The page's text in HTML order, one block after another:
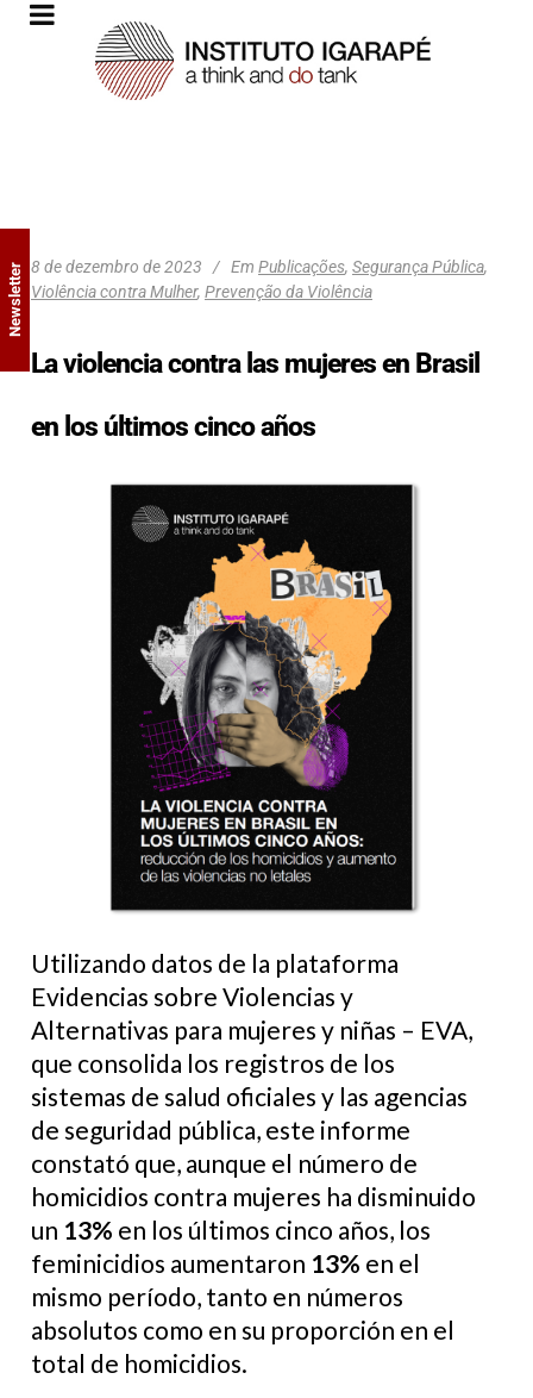
8 de dezembro de 2023 Em Publicações, Segurança Pública,
Violência contra Mulher, Prevenção da Violência
La violencia contra las mujeres en Brasil
en los últimos cinco años
Utilizando datos de la plataforma
Evidencias sobre Violencias y
Alternativas para mujeres y niñas – EVA,
que consolida los registros de los
sistemas de salud oficiales y las agencias
de seguridad pública, este informe
constató que, aunque el número de
homicidios contra mujeres ha disminuido
un 13% en los últimos cinco años, los
feminicidios aumentaron 13% en el
mismo período, tanto en números
absolutos como en su proporción en el
total de homicidios.
Newsletter